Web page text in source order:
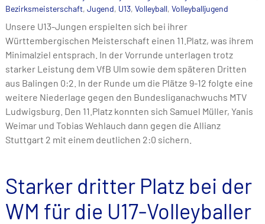
Bezirksmeisterschaft, Jugend, U13, Volleyball, Volleyballjugend
Unsere U13-Jungen erspielten sich bei ihrer
Württembergischen Meisterschaft einen 11.Platz, was ihrem
Minimalziel entsprach. In der Vorrunde unterlagen trotz
starker Leistung dem VfB Ulm sowie dem späteren Dritten
aus Balingen 0:2. In der Runde um die Plätze 9-12 folgte eine
weitere Niederlage gegen den Bundesliganachwuchs MTV
Ludwigsburg. Den 11.Platz konnten sich Samuel Müller, Yanis
Weimar und Tobias Wehlauch dann gegen die Allianz
Stuttgart 2 mit einem deutlichen 2:0 sichern.
Starker dritter Platz bei der
WM für die U17-Volleyballer